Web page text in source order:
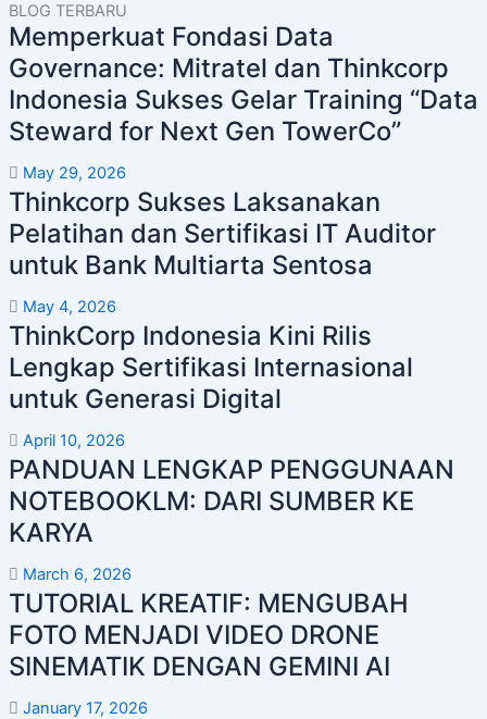
BLOG TERBARU
Memperkuat Fondasi Data
Governance: Mitratel dan Thinkcorp
Indonesia Sukses Gelar Training “Data
Steward for Next Gen TowerCo”
May 29, 2026
Thinkcorp Sukses Laksanakan
Pelatihan dan Sertifikasi IT Auditor
untuk Bank Multiarta Sentosa
May 4, 2026
ThinkCorp Indonesia Kini Rilis
Lengkap Sertifikasi Internasional
untuk Generasi Digital
April 10, 2026
PANDUAN LENGKAP PENGGUNAAN
NOTEBOOKLM: DARI SUMBER KE
KARYA
March 6, 2026
TUTORIAL KREATIF: MENGUBAH
FOTO MENJADI VIDEO DRONE
SINEMATIK DENGAN GEMINI AI
January 17, 2026